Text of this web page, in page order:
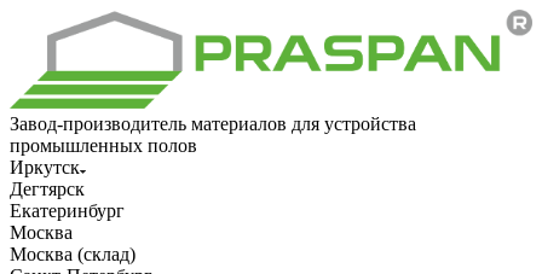
Завод-производитель материалов для устройства
промышленных полов
Иркутск
Дегтярск
Екатеринбург
Москва
Москва (склад)